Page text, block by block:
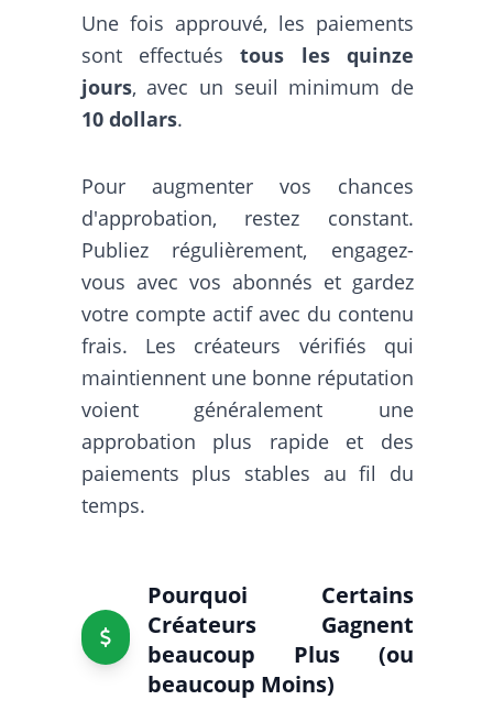
Une fois approuvé, les paiements
sont effectuéstous les quinze
jours, avec un seuil minimum de
10 dollars.
Pour augmenter vos chances
d'approbation, restez constant.
Publiez régulièrement, engagez-
vous avec vos abonnés et gardez
votre compte actif avec du contenu
frais. Les créateurs vérifiés qui
maintiennent une bonne réputation
voient généralement une
approbation plus rapide et des
paiements plus stables au fil du
temps.
Pourquoi Certains
Créateurs Gagnent
beaucoup Plus (ou
beaucoup Moins)